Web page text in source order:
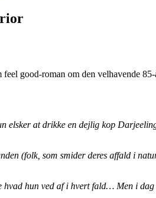
good-roman om den velhavende
elsker at drikke en dejlig kop
(folk, som smider deres affald i
hun ved af i hvert fald… Men i